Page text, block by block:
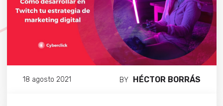
18 agosto 2021 BY HÉCTOR BORRÁS